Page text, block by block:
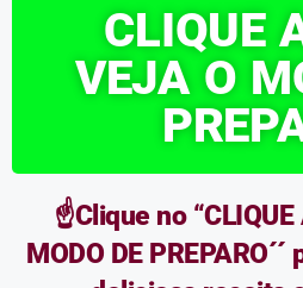
CLIQUE
VEJA O
☝️Clique no “CLIQUE
MODO DE